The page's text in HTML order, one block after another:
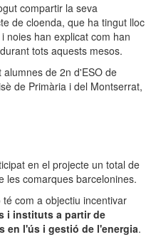
compartir la seva
de cloenda, que ha tingut lloc
noies han explicat com han
tots aquests mesos.
de 2n d'ESO de
de Primària i del Montserrat,
en el projecte un total de
les comarques barcelonines.
com a objectiu incentivar
i instituts a partir de
en l'ús i gestió de l'energia.